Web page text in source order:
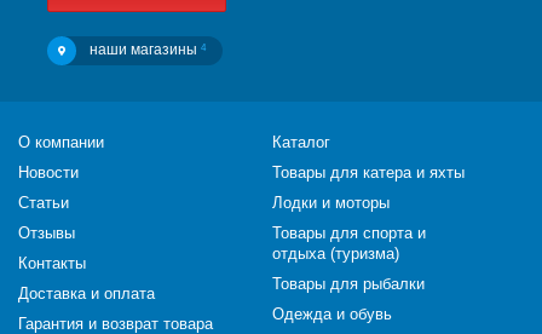
наши магазины 4
О компании
Новости
Статьи
Отзывы
Контакты
Доставка и оплата
Гарантия и возврат товара
Каталог
Товары для катера и яхты
Лодки и моторы
Товары для спорта и
отдыха (туризма)
Товары для рыбалки
Одежда и обувь